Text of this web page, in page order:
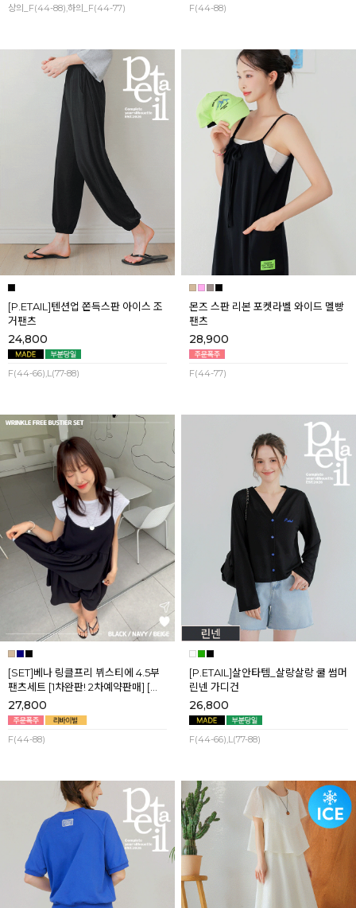
상의_F(44-88),하의_F(44-77) F(44-88)
[P.ETAIL]텐션업 쫀득스판 아이스 조
거팬츠
24,800
F(44-66),L(77-88)
몬즈 스판 리본 포켓라벨 와이드 멜빵
팬츠
28,900
F(44-77)
[SET]베나 링클프리 뷔스티에 4.5부
팬츠세트 [1차완판! 2차예약판매] [네
이비,블랙] 8월셋째주 순차배송
27,800
F(44-88)
[P.ETAIL]살안타템_살랑살랑 쿨 썸머
린넨 가디건
26,800
F(44-66),L(77-88)